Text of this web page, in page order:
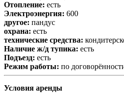
Отопление: есть
Электроэнергия: 600
другое: пандус
охрана: есть
технические средства:
Наличие ж/д тупика: есть
Подъезд: есть
Режим работы: по
Условия аренды